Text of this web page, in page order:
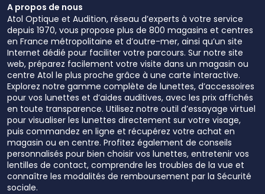
A propos de nous
Atol Optique et Audition, réseau d’experts à votre service
depuis 1970, vous propose plus de 800 magasins et centres
en France métropolitaine et d’outre-mer, ainsi qu’un site
Internet dédié pour faciliter votre parcours. Sur notre site
web, préparez facilement votre visite dans un magasin ou
centre Atol le plus proche grâce à une carte interactive.
Explorez notre gamme complète de lunettes, d’accessoires
pour vos lunettes et d’aides auditives, avec les prix affichés
en toute transparence. Utilisez notre outil d’essayage virtuel
pour visualiser les lunettes directement sur votre visage,
puis commandez en ligne et récupérez votre achat en
magasin ou en centre. Profitez également de conseils
personnalisés pour bien choisir vos lunettes, entretenir vos
lentilles de contact, comprendre les troubles de la vue et
connaître les modalités de remboursement par la Sécurité
sociale.